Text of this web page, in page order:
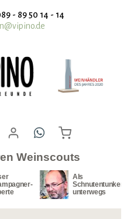
- 89 50 14 - 14
Weinscouts
Als
Schnutentunker
unterwegs